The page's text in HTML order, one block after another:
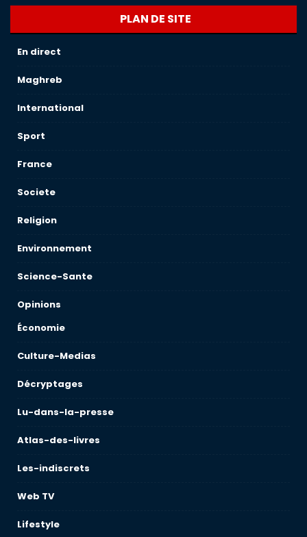
PLAN DE SITE
En direct
Maghreb
International
Sport
France
Societe
Religion
Environnement
Science-Sante
Opinions
Économie
Culture-Medias
Décryptages
Lu-dans-la-presse
Atlas-des-livres
Les-indiscrets
Web TV
Lifestyle